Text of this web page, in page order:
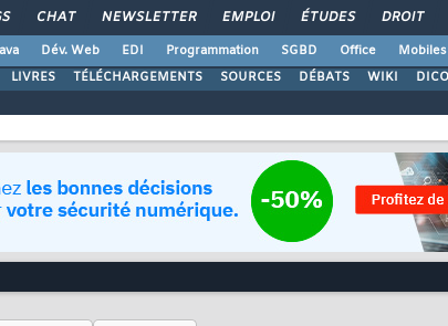
CHAT NEWSLETTER EMPLOI ÉTUDES DROIT
Dév. Web EDI Programmation SGBD Office Mobiles
LIVRES TÉLÉCHARGEMENTS SOURCES DÉBATS WIKI DICO